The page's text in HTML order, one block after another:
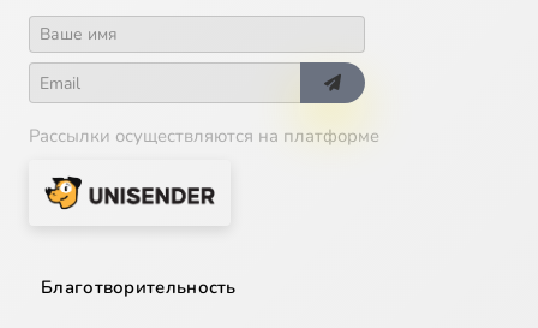
Рассылки осуществляются на платформе
Благотворительность